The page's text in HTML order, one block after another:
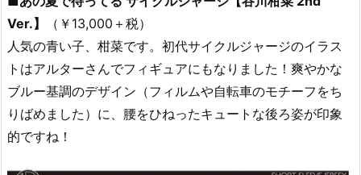
Ver.】
（￥13,000＋税）
人気の青い子、柑菜です。初代サイクルジャージのイラス
トはアルターさんでフィギュアにもなりました！爽やかな
ブルー基調のデザイン（フィルムや自転車のモチーフをち
りばめました）に、腰をひねったキュートな後ろ姿が印象
的ですね！